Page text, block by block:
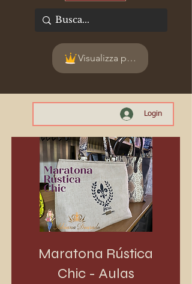
Visualizza punti
Login
Maratona Rústica
Chic - Aulas